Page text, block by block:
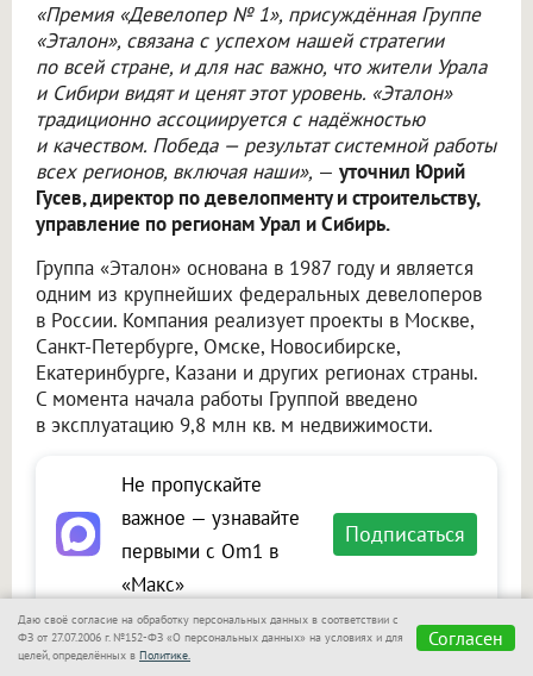
«Премия «Девелопер № 1», присуждённая Группе
«Эталон», связана с успехом нашей стратегии
по всей стране, и для нас важно, что жители Урала
и Сибири видят и ценят этот уровень. «Эталон»
традиционно ассоциируется с надёжностью
и качеством. Победа — результат системной работы
всех регионов, включая наши», — уточнил Юрий
Гусев, директор по девелопменту и строительству,
управление по регионам Урал и Сибирь.
Группа «Эталон» основана в 1987 году и является
одним из крупнейших федеральных девелоперов
в России. Компания реализует проекты в Москве,
Санкт-Петербурге, Омске, Новосибирске,
Екатеринбурге, Казани и других регионах страны.
С момента начала работы Группой введено
в эксплуатацию 9,8 млн кв. м недвижимости.
Не пропускайте
важное — узнавайте
первыми с Om1 в
«Макс»
Подписаться
Даю своё согласие на обработку персональных данных в соответствии с
ФЗ от 27.07.2006 г. №152-ФЗ «О персональных данных» на условиях и для
целей, определённых в Политике.
Согласен